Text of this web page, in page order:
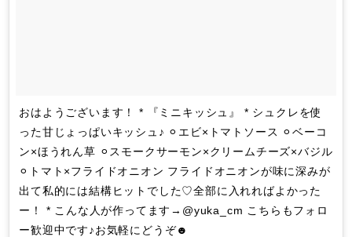
おはようございます！ * 『ミニキッシュ』 * シュクレを使
った甘じょっぱいキッシュ♪ ⚪︎エビ×トマトソース ⚪︎ベーコ
ン×ほうれん草 ⚪︎スモークサーモン×クリームチーズ×バジル
⚪︎トマト×フライドオニオン フライドオニオンが味に深みが
出て私的には結構ヒットでした♡全部に入れればよかった
ー！ * こんな人が作ってます→@yuka_cm こちらもフォロ
ー歓迎中です♪お気軽にどうぞ☻